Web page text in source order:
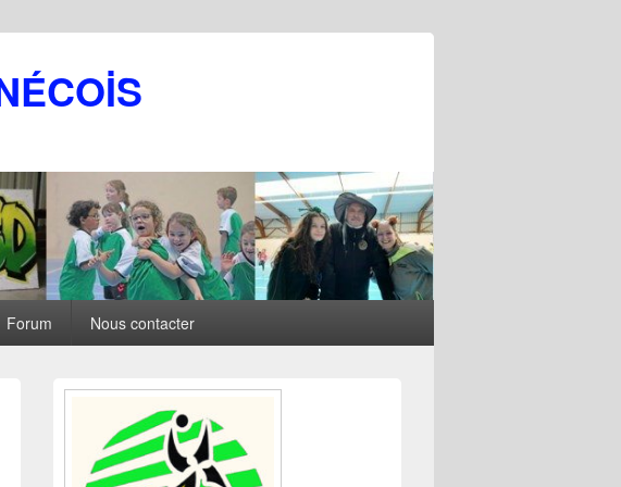
Forum Nous contacter
Zone